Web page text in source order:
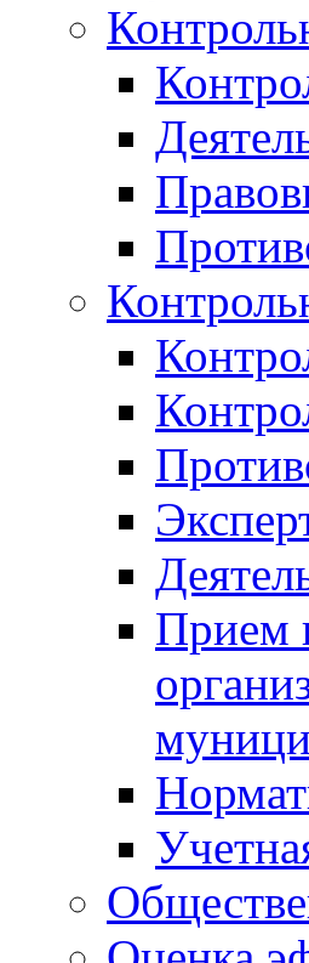
Прием